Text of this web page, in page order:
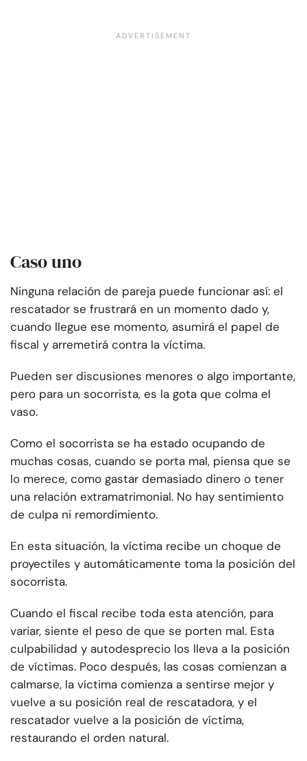
Caso uno
Ninguna relación de pareja puede funcionar así: el
rescatador se frustrará en un momento dado y,
cuando llegue ese momento, asumirá el papel de
fiscal y arremetirá contra la víctima.
Pueden ser discusiones menores o algo importante,
pero para un socorrista, es la gota que colma el
vaso.
Como el socorrista se ha estado ocupando de
muchas cosas, cuando se porta mal, piensa que se
lo merece, como gastar demasiado dinero o tener
una relación extramatrimonial. No hay sentimiento
de culpa ni remordimiento.
En esta situación, la víctima recibe un choque de
proyectiles y automáticamente toma la posición del
socorrista.
Cuando el fiscal recibe toda esta atención, para
variar, siente el peso de que se porten mal. Esta
culpabilidad y autodesprecio los lleva a la posición
de víctimas. Poco después, las cosas comienzan a
calmarse, la víctima comienza a sentirse mejor y
vuelve a su posición real de rescatadora, y el
rescatador vuelve a la posición de víctima,
restaurando el orden natural.